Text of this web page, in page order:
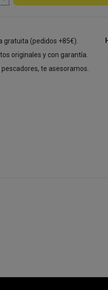
gratuita (pedidos +85€).
originales y con garantía.
te asesoramos.